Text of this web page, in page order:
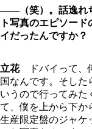
――（笑）。話逸れ
ト写真のエピソー
イだったんですか？
立花ドバイって、
国なんです。そした
いうので行ってみた
て、僕を上から下か
生産限定盤のジャケ